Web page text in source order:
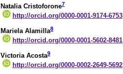
Natalia Cristoforone7
http://orcid.org/0000-0001-9174-6753
Mariela Alamilla8
http://orcid.org/0000-0001-5602-8481
Victoria Acosta9
http://orcid.org/0000-0002-2649-5692